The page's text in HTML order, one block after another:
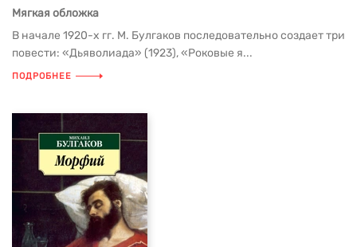
Мягкая обложка
В начале 1920-х гг. М. Булгаков последовательно создает три
повести: «Дьяволиада» (1923), «Роковые я...
ПОДРОБНЕЕ